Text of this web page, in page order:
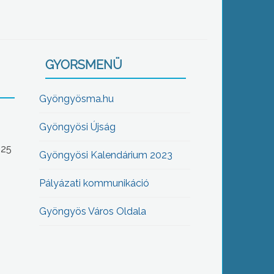
GYORSMENÜ
Gyöngyösma.hu
Gyöngyösi Újság
Gyöngyösi Kalendárium 2023
Pályázati kommunikáció
Gyöngyös Város Oldala